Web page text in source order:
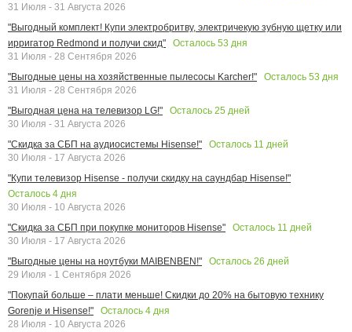
31 Июля - 31 Августа 2026
"Выгодный комплект! Купи электробритву, электричекую зубную щетку или
ирригатор Redmond и получи скид"
Осталось 53 дня
31 Июля - 28 Сентября 2026
"Выгодные цены на хозяйственные пылесосы Karcher!"
Осталось 53 дня
31 Июля - 28 Сентября 2026
"Выгодная цена на телевизор LG!"
Осталось 25 дней
30 Июля - 31 Августа 2026
"Скидка за СБП на аудиосистемы Hisense!"
Осталось 11 дней
30 Июля - 17 Августа 2026
"Купи телевизор Hisense - получи скидку на саундбар Hisense!"
Осталось 4 дня
30 Июля - 10 Августа 2026
"Скидка за СБП при покупке мониторов Hisense"
Осталось 11 дней
30 Июля - 17 Августа 2026
"Выгодные цены на ноутбуки MAIBENBEN!"
Осталось 26 дней
29 Июля - 1 Сентября 2026
"Покупай больше – плати меньше! Скидки до 20% на бытовую технику
Gorenje и Hisense!"
Осталось 4 дня
28 Июля - 10 Августа 2026